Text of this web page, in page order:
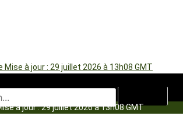
Mise à jour : 29 juillet 2026 à 13h08 GMT
à jour : 29 juillet 2026 à 13h08 GMT